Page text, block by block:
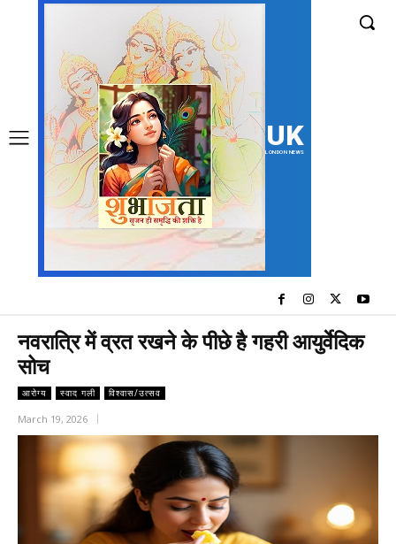
UK
LONDON NEWS
नवरात्रि में व्रत रखने के पीछे है गहरी आयुर्वेदिक
सोच
आरोग्य स्वाद गली विश्वास/उत्सव
March 19, 2026